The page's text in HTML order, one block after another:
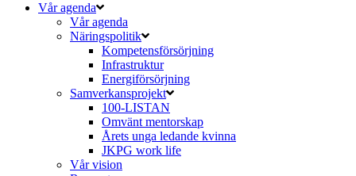
Vår agenda
Vår agenda
Näringspolitik
Kompetensförsörjning
Infrastruktur
Energiförsörjning
Samverkansprojekt
100-LISTAN
Omvänt mentorskap
Årets unga ledande kvinna
JKPG work life
Vår vision